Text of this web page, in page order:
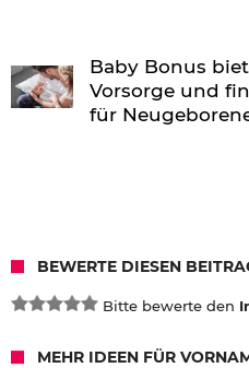
Baby Bonus
Vorsorge und
für
BEWERTE DIESEN
Bitte bewerte den
MEHR IDEEN FÜR